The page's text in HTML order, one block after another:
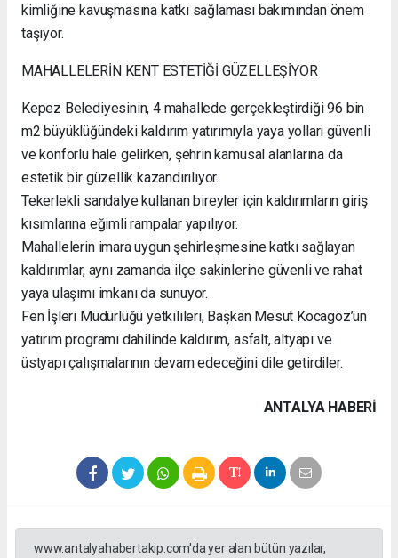
kimliğine kavuşmasına katkı sağlaması bakımından önem
taşıyor.
MAHALLELERİN KENT ESTETİĞİ GÜZELLEŞİYOR
Kepez Belediyesinin, 4 mahallede gerçekleştirdiği 96 bin
m2 büyüklüğündeki kaldırım yatırımıyla yaya yolları güvenli
ve konforlu hale gelirken, şehrin kamusal alanlarına da
estetik bir güzellik kazandırılıyor.
Tekerlekli sandalye kullanan bireyler için kaldırımların giriş
kısımlarına eğimli rampalar yapılıyor.
Mahallelerin imara uygun şehirleşmesine katkı sağlayan
kaldırımlar, aynı zamanda ilçe sakinlerine güvenli ve rahat
yaya ulaşımı imkanı da sunuyor.
Fen İşleri Müdürlüğü yetkilileri, Başkan Mesut Kocagöz’ün
yatırım programı dahilinde kaldırım, asfalt, altyapı ve
üstyapı çalışmalarının devam edeceğini dile getirdiler.
ANTALYA HABERİ
www.antalyahabertakip.com'da yer alan bütün yazılar,